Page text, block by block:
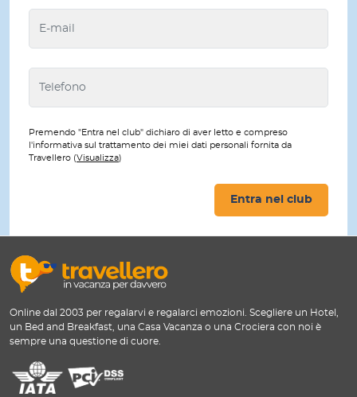
Premendo "Entra nel club" dichiaro di aver letto e compreso
l'informativa sul trattamento dei miei dati personali fornita da
Travellero (Visualizza)
Entra nel club
Online dal 2003 per regalarvi e regalarci emozioni. Scegliere un Hotel,
un Bed and Breakfast, una Casa Vacanza o una Crociera con noi è
sempre una questione di cuore.